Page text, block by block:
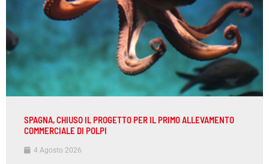
SPAGNA, CHIUSO IL PROGETTO PER IL PRIMO ALLEVAMENTO
COMMERCIALE DI POLPI
4 Agosto 2026